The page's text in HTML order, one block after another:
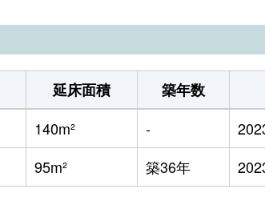
延床面積 築年数
140m² -
95m² 築36年